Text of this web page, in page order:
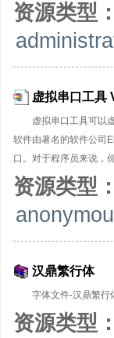
资源类型：
虚拟串口工具
虚拟串口工具可以
软件由著名的软件公司
口。对于程序员来说，
资源类型：
汉鼎繁行体
字体文件-汉鼎繁行
资源类型：